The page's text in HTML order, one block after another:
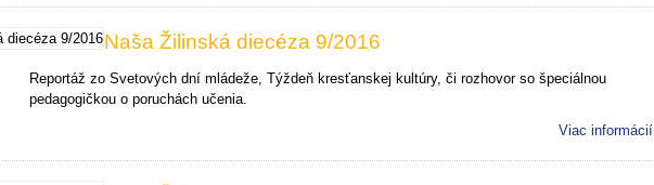
Naša Žilinská diecéza 9/2016
Reportáž zo Svetových dní mládeže, Týždeň kresťanskej kultúry, či rozhovor so špeciálnou
pedagogičkou o poruchách učenia.
Viac informácií